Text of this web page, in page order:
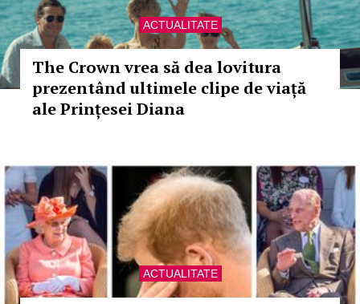
ACTUALITATE
The Crown vrea să dea lovitura
prezentând ultimele clipe de viață
ale Prințesei Diana
ACTUALITATE